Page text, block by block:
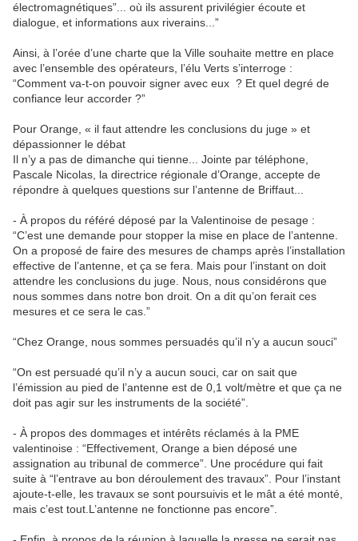
électromagnétiques”... où ils assurent privilégier écoute et
dialogue, et informations aux riverains...”
Ainsi, à l’orée d’une charte que la Ville souhaite mettre en place
avec l’ensemble des opérateurs, l’élu Verts s’interroge :
“Comment va-t-on pouvoir signer avec eux ? Et quel degré de
confiance leur accorder ?”
Pour Orange, « il faut attendre les conclusions du juge » et
dépassionner le débat
Il n’y a pas de dimanche qui tienne... Jointe par téléphone,
Pascale Nicolas, la directrice régionale d’Orange, accepte de
répondre à quelques questions sur l’antenne de Briffaut...
- À propos du référé déposé par la Valentinoise de pesage :
“C’est une demande pour stopper la mise en place de l’antenne.
On a proposé de faire des mesures de champs après l’installation
effective de l’antenne, et ça se fera. Mais pour l’instant on doit
attendre les conclusions du juge. Nous, nous considérons que
nous sommes dans notre bon droit. On a dit qu’on ferait ces
mesures et ce sera le cas.”
“Chez Orange, nous sommes persuadés qu’il n’y a aucun souci”
“On est persuadé qu’il n’y a aucun souci, car on sait que
l’émission au pied de l’antenne est de 0,1 volt/mètre et que ça ne
doit pas agir sur les instruments de la société”.
- À propos des dommages et intérêts réclamés à la PME
valentinoise : “Effectivement, Orange a bien déposé une
assignation au tribunal de commerce”. Une procédure qui fait
suite à “l’entrave au bon déroulement des travaux”. Pour l’instant
ajoute-t-elle, les travaux se sont poursuivis et le mât a été monté,
mais c’est tout.L’antenne ne fonctionne pas encore”.